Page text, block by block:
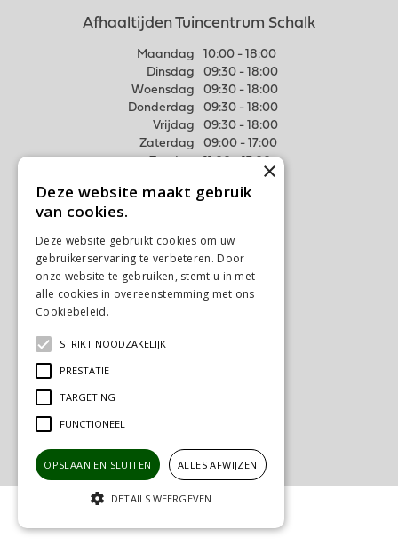
SUPERFISH Gravel clean l
Afhaaltijden Tuincentrum Schalk
Maandag
10:00 - 18:00
Dinsdag
09:30 - 18:00
Woensdag
09:30 - 18:00
Donderdag
09:30 - 18:00
Vrijdag
09:30 - 18:00
Zaterdag
09:00 - 17:00
Meer weten
Algemene voorwaarden
Privacy Statement
Disclaimer
© Tuincentrum Schalk
×
Deze website maakt gebruik
van cookies.
Deze website gebruikt cookies om uw
gebruikerservaring te verbeteren. Door
onze website te gebruiken, stemt u in met
alle cookies in overeenstemming met ons
Cookiebeleid.
STRIKT NOODZAKELIJK
PRESTATIE
TARGETING
FUNCTIONEEL
OPSLAAN EN SLUITEN ALLES AFWIJZEN
DETAILS WEERGEVEN